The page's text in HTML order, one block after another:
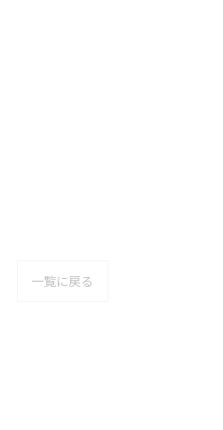
一覧に戻る